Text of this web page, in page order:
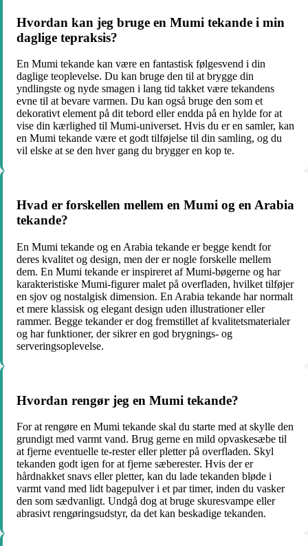
Hvordan kan jeg bruge en Mumi tekande i min
daglige tepraksis?
En Mumi tekande kan være en fantastisk følgesvend i din
daglige teoplevelse. Du kan bruge den til at brygge din
yndlingste og nyde smagen i lang tid takket være tekandens
evne til at bevare varmen. Du kan også bruge den som et
dekorativt element på dit tebord eller endda på en hylde for at
vise din kærlighed til Mumi-universet. Hvis du er en samler, kan
en Mumi tekande være et godt tilføjelse til din samling, og du
vil elske at se den hver gang du brygger en kop te.
Hvad er forskellen mellem en Mumi og en Arabia
tekande?
En Mumi tekande og en Arabia tekande er begge kendt for
deres kvalitet og design, men der er nogle forskelle mellem
dem. En Mumi tekande er inspireret af Mumi-bøgerne og har
karakteristiske Mumi-figurer malet på overfladen, hvilket tilføjer
en sjov og nostalgisk dimension. En Arabia tekande har normalt
et mere klassisk og elegant design uden illustrationer eller
rammer. Begge tekander er dog fremstillet af kvalitetsmaterialer
og har funktioner, der sikrer en god brygnings- og
serveringsoplevelse.
Hvordan rengør jeg en Mumi tekande?
For at rengøre en Mumi tekande skal du starte med at skylle den
grundigt med varmt vand. Brug gerne en mild opvaskesæbe til
at fjerne eventuelle te-rester eller pletter på overfladen. Skyl
tekanden godt igen for at fjerne sæberester. Hvis der er
hårdnakket snavs eller pletter, kan du lade tekanden bløde i
varmt vand med lidt bagepulver i et par timer, inden du vasker
den som sædvanligt. Undgå dog at bruge skuresvampe eller
abrasivt rengøringsudstyr, da det kan beskadige tekanden.